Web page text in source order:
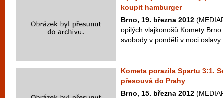
koupit hamburger
Brno, 19. března 2012
opilých vlajkonošů Komety
svobody v pondělí v noci
Kometa porazila Spartu 3:1.
přesouvá do Prahy
Brno, 15. března 2012